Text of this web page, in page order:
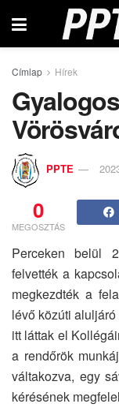
Címlap Hírek
PPTE
0
MEGOSZTÁS
Perceken belül
felvették a
megkezdték a
lévő közúti
itt láttak el
a rendőrök
váltakozva, egy
kérésének